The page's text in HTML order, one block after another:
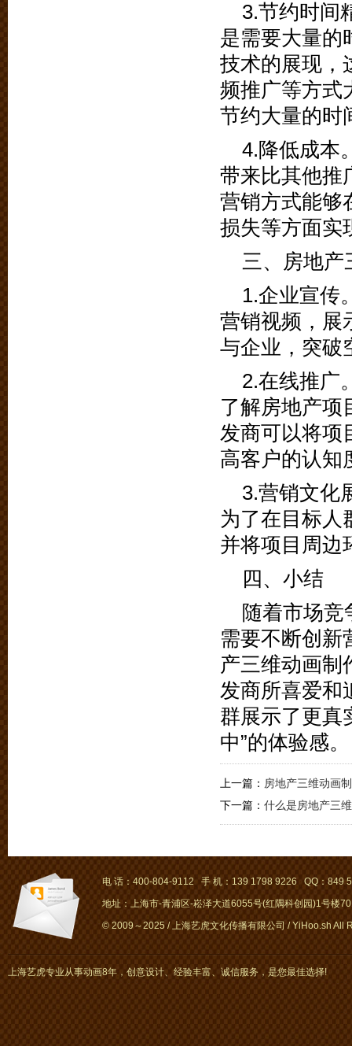
3.节约时间
是需要大量的
技术的展现，
频推广等方式
节约大量的时
4.降低成本
带来比其他推
营销方式能够
损失等方面实
三、房地产
1.企业宣传
营销视频，展
与企业，突破
2.在线推广
了解房地产项
发商可以将项
高客户的认知
3.营销文化
为了在目标人
并将项目周边
四、小结
随着市场
需要不断创新
产三维动画制
发商所喜爱和
群展示了更真
中”的体验感。
上一篇： 房地产三维动画
下一篇： 什么是房地产三
电 话：400-804-9112 手 机：139 1798 9226 QQ：849
地址：上海市-青浦区-崧泽大道6055号(红隅科创园)1号楼
© 2009～2025 / 上海艺虎文化传播有限公司 / YiHoo.sh All
上海艺虎专业从事动画8年，创意设计、经验丰富、诚信服务，是您最佳选择!